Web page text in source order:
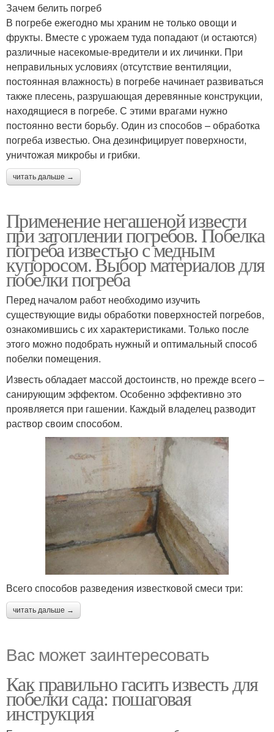
Зачем белить погреб
В погребе ежегодно мы храним не только овощи и
фрукты. Вместе с урожаем туда попадают (и остаются)
различные насекомые-вредители и их личинки. При
неправильных условиях (отсутствие вентиляции,
постоянная влажность) в погребе начинает развиваться
также плесень, разрушающая деревянные конструкции,
находящиеся в погребе. С этими врагами нужно
постоянно вести борьбу. Один из способов – обработка
погреба известью. Она дезинфицирует поверхности,
уничтожая микробы и грибки.
читать дальше →
Применение негашеной извести
при затоплении погребов. Побелка
погреба известью с медным
купоросом. Выбор материалов для
побелки погреба
Перед началом работ необходимо изучить
существующие виды обработки поверхностей погребов,
ознакомившись с их характеристиками. Только после
этого можно подобрать нужный и оптимальный способ
побелки помещения.
Известь обладает массой достоинств, но прежде всего –
санирующим эффектом. Особенно эффективно это
проявляется при гашении. Каждый владелец разводит
раствор своим способом.
Всего способов разведения известковой смеси три:
читать дальше →
Вас может заинтересовать
Как правильно гасить известь для
побелки сада: пошаговая
инструкция